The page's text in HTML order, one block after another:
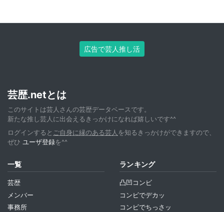
広告で芸人推し活
芸歴.netとは
このサイトは芸人さんの芸歴データベースです。
新たな推し芸人に出会えるきっかけになれば嬉しいです^^
ログインすると ご自身に縁のある芸人 を知るきっかけができますので、
ぜひ ユーザ登録を^^
一覧
芸歴
メンバー
事務所
ランキング
凸凹コンビ
コンビでデカッ
コンビでちっさッ